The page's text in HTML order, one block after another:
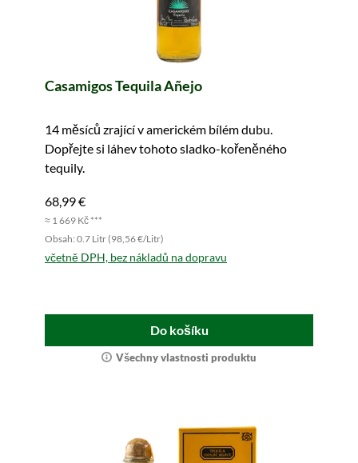
Casamigos Tequila Añejo
14 měsíců zrající v americkém bílém dubu.
Dopřejte si láhev tohoto sladko-kořeněného
tequily.
68,99 €
≈ 1 669 Kč ***
Obsah: 0.7 Litr (98,56 €/Litr)
včetně DPH, bez nákladů na dopravu
Do košíku
Všechny vlastnosti produktu